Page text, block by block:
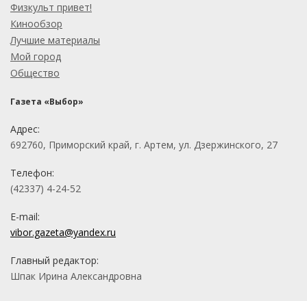
Физкульт привет!
Кинообзор
Лучшие материалы
Мой город
Общество
Газета «Выбор»
Адрес:
692760, Приморский край, г. Артем, ул. Дзержинского, 27
Телефон:
(42337) 4-24-52
E-mail:
vibor.gazeta@yandex.ru
Главный редактор:
Шпак Ирина Александровна